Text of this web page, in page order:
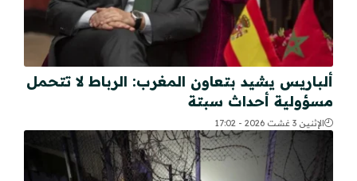
ألباريس يشيد بتعاون المغرب: الرباط لا تتحمل
مسؤولية أحداث سبتة
الإثنين 3 غشت 2026 - 17:02